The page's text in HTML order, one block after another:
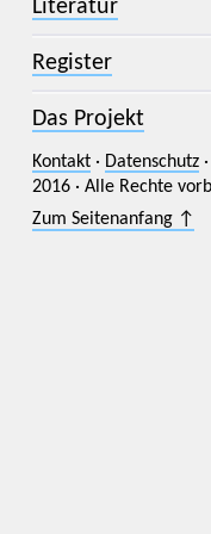
Literatur
Register
Das Projekt
Kontakt· Datenschutz·
2016 · Alle Rechte
Zum Seitenanfang ↑